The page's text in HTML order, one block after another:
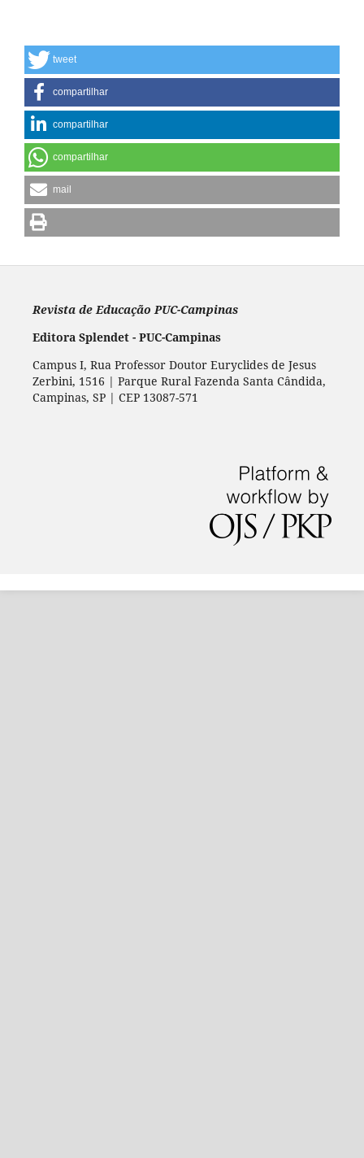
tweet
compartilhar
compartilhar
compartilhar
mail
Revista de Educação PUC-Campinas
Editora Splendet - PUC-Campinas
Campus I, Rua Professor Doutor Euryclides de Jesus
Zerbini, 1516 | Parque Rural Fazenda Santa Cândida,
Campinas, SP | CEP 13087-571